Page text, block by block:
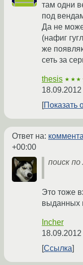
там одни
под
Да не
(нафиг
же
сеть за
thesis
Показать
Ответ на:
+00:00
поиск
Это тоже
выданных
Incher
Ссылка